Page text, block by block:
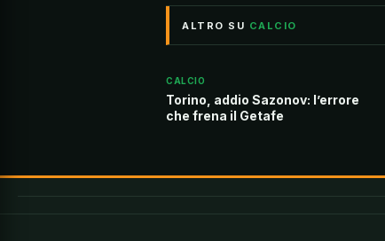
ALTRO SU CALCIO
CALCIO
Torino, addio Sazonov: l’errore
che frena il Getafe